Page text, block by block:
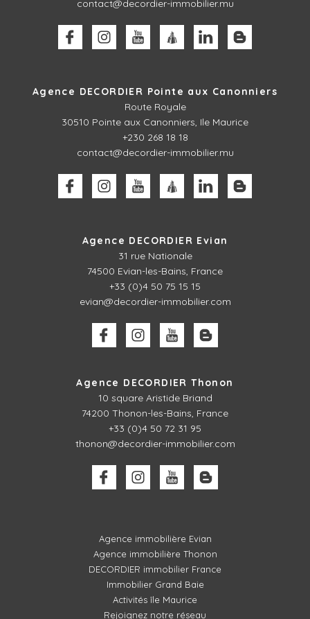
contact@decordier-immobilier.mu
Agence DECORDIER Pointe aux Canonniers
Route Royale
30510 Pointe aux Canonniers, Ile Maurice
+230 268 18 18
contact@decordier-immobilier.mu
Agence DECORDIER Evian
31 rue Nationale
74500 Evian-les-Bains, France
+33 (0)4 50 75 15 15
evian@decordier-immobilier.com
Agence DECORDIER Thonon
10 square Aristide Briand
74200 Thonon-les-Bains, France
+33 (0)4 50 72 31 95
thonon@decordier-immobilier.com
Agence immobilière Evian
Agence immobilière Thonon
DECORDIER immobilier France
Immobilier Grand Baie
Activités île Maurice
Rejoignez notre réseau